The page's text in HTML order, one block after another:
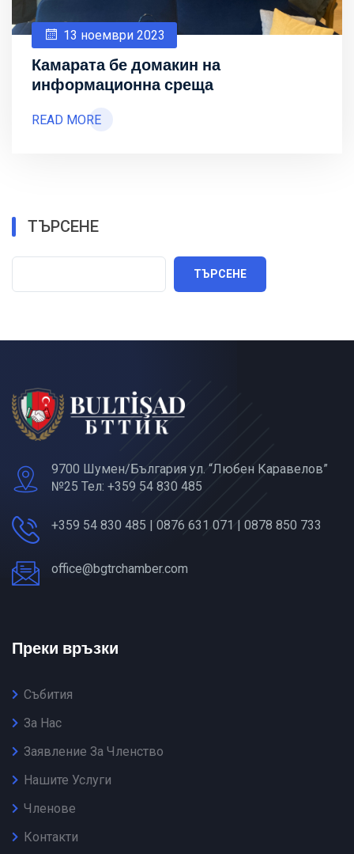
13 ноември 2023
Камарата бе домакин на
информационна среща
READ MORE
ТЪРСЕНЕ
ТЪРСЕНЕ
9700 Шумен/България ул. “Любен Каравелов”
№25 Тел: +359 54 830 485
+359 54 830 485 | 0876 631 071 | 0878 850 733
office@bgtrchamber.com
Преки връзки
Събития
За Нас
Заявление За Членство
Нашите Услуги
Членове
Контакти